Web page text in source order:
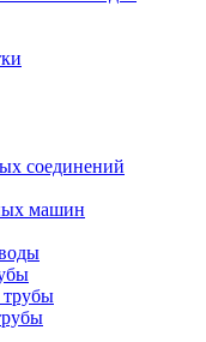
соединений
машин
трубы